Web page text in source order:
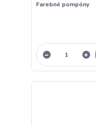
Farebné pompóny